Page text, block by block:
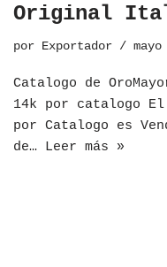
Original
por Exportador
​Catalogo de
14k por catalogo
por Catalogo es
de… Leer más »